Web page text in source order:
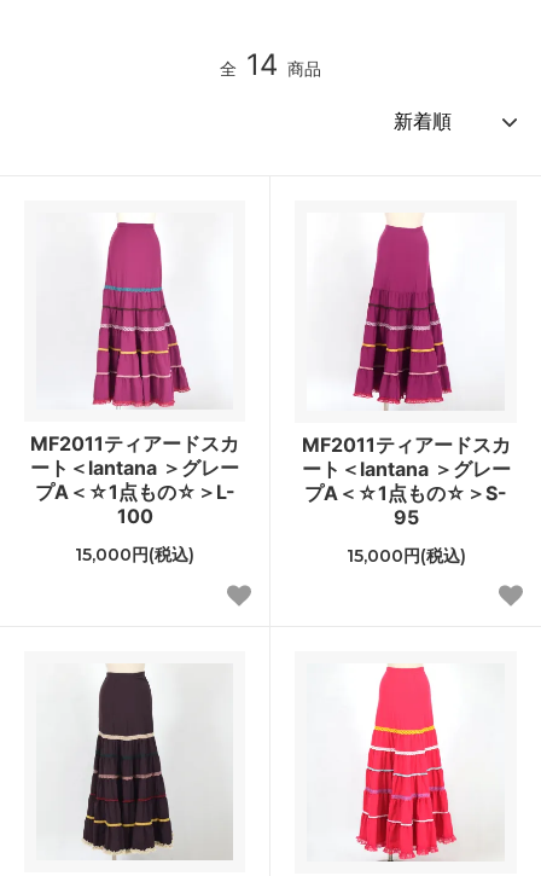
全 14 商品
MF2011ティアードスカ
ート＜lantana ＞グレー
プA＜☆1点もの☆＞L-
100
15,000円(税込)
MF2011ティアードスカ
ート＜lantana ＞グレー
プA＜☆1点もの☆＞S-
95
15,000円(税込)